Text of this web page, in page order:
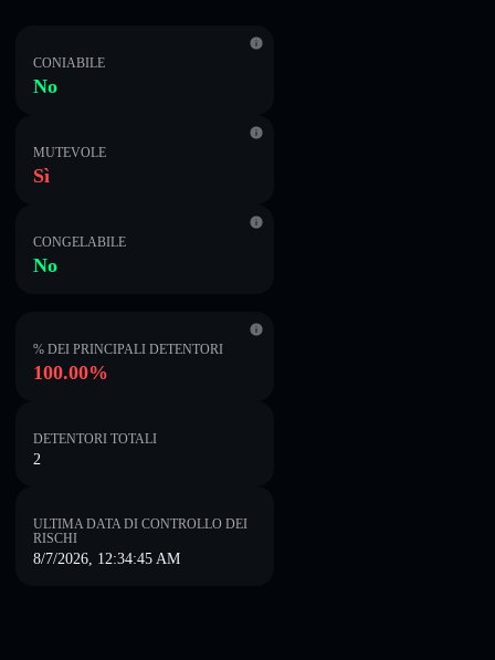
CONIABILE
No
MUTEVOLE
Sì
CONGELABILE
No
% DEI PRINCIPALI DETENTORI
100.00%
DETENTORI TOTALI
2
ULTIMA DATA DI CONTROLLO DEI
RISCHI
8/7/2026, 12:34:45 AM